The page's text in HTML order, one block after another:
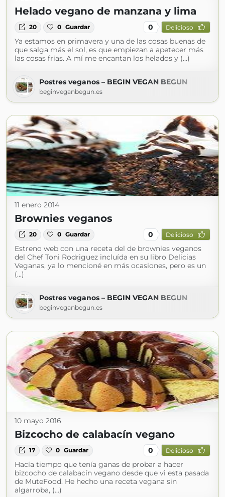
Helado vegano de manzana y lima
20 0 Guardar 0 Delicioso
Ya estamos en primavera y una de las cosas buenas de
que salga más el sol, es que empiezan a apetecer más
las cosas frías. A mí me encantan los helados y (...)
Postres veganos – BEGIN VEGAN BEGUN
beginveganbegun.es
11 enero 2014
Brownies veganos
20 0 Guardar 0 Delicioso
Estreno web con una receta del de brownies veganos
del Chef Toni Rodriguez incluída en su libro Delicias
Veganas, ya lo mencioné en más ocasiones, pero es un
(...)
Postres veganos – BEGIN VEGAN BEGUN
beginveganbegun.es
10 mayo 2016
Bizcocho de calabacín vegano
17 0 Guardar 0 Delicioso
Hacía tiempo que tenía ganas de probar a hacer
bizcocho de calabacín vegano desde que vi esta pasada
de MuteFood. He hecho una receta vegana sin
algarroba, (...)